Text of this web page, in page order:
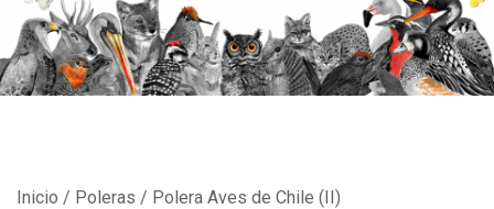
Inicio / Poleras / Polera Aves de Chile (II)